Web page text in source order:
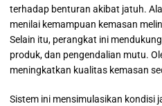
terhadap benturan akibat jatuh.
menilai kemampuan kemasan
Selain itu, perangkat ini
produk, dan pengendalian mutu.
meningkatkan kualitas kemasan
Sistem ini mensimulasikan kondisi